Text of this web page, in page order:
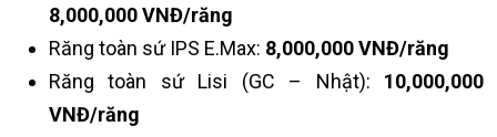
8,000,000 VNĐ/răng
Răng toàn sứ IPS E.Max: 8,000,000 VNĐ/răng
Răng toàn sứ Lisi (GC – Nhật): 10,000,000
VNĐ/răng